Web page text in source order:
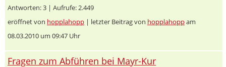
Antworten: 3 | Aufrufe: 2.449
eröffnet von hopplahopp | letzter Beitrag von hopplahoppam
08.03.2010 um 09:47 Uhr
Fragen zum Abführen bei Mayr-Kur